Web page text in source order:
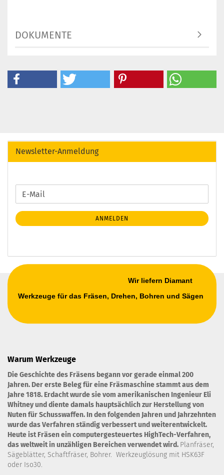
DOKUMENTE
Newsletter-Anmeldung
WEITER
ZUR
NEWSLETTER-
ANMELDUNG
E-
Mail
ANMELDEN
Wir liefern Diamant
Werkzeuge für das Fräsen, Drehen, Bohren und Sägen
Warum Werkzeuge
Die Geschichte des Fräsens begann vor gerade einmal 200
Jahren. Der erste Beleg für eine Fräsmaschine stammt aus dem
Jahre 1818. Erdacht wurde sie vom amerikanischen Ingenieur Eli
Whitney und diente damals hauptsächlich zur Herstellung von
Nuten für Schusswaffen. In den folgenden Jahren und Jahrzehnten
wurde das Verfahren ständig verbessert und weiterentwickelt.
Heute ist Fräsen ein computergesteuertes HighTech-Verfahren,
das weltweit in unzähligen Bereichen verwendet wird. Planfräser,
Sägeblätter, Schaftfräser, Bohrer. Werkzeuglösung mit HSK63F
oder Iso30.